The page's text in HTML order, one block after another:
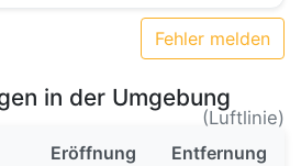
Fehler melden
in der Umgebung
(Luftlinie)
Eröffnung Entfernung